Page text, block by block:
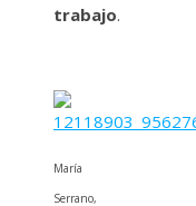
trabajo.
María
Serrano,